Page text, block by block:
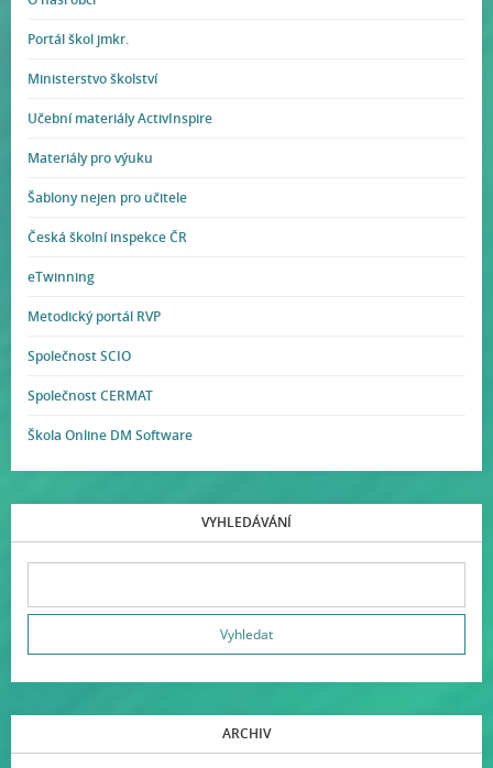
Portál škol jmkr.
Ministerstvo školství
Učební materiály ActivInspire
Materiály pro výuku
Šablony nejen pro učitele
Česká školní inspekce ČR
eTwinning
Metodický portál RVP
Společnost SCIO
Společnost CERMAT
Škola Online DM Software
VYHLEDÁVÁNÍ
ARCHIV